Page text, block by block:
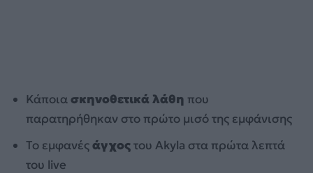
Κάποιασκηνοθετικά λάθη που
παρατηρήθηκαν στο πρώτο μισό της εμφάνισης
Το εμφανέςάγχοςτου Akyla στα πρώτα λεπτά
του live